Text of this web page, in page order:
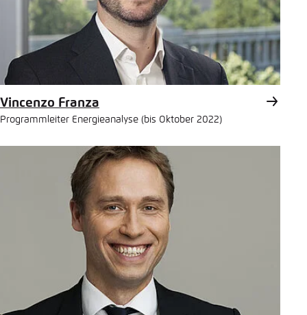
Vincenzo Franza
Programmleiter Energieanalyse (bis Oktober 2022)